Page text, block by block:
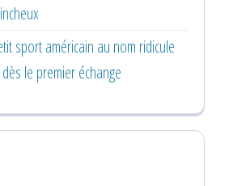
sport américain au nom ridicule
le premier échange